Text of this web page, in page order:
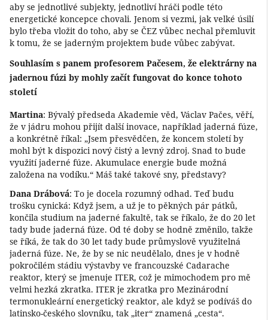
aby se jednotlivé subjekty, jednotliví hráči podle této
energetické koncepce chovali. Jenom si vezmi, jak velké úsilí
bylo třeba vložit do toho, aby se ČEZ vůbec nechal přemluvit
k tomu, že se jaderným projektem bude vůbec zabývat.
Souhlasím s panem profesorem Pačesem, že elektrárny na
jadernou fúzi by mohly začít fungovat do konce tohoto
století
Martina: Bývalý předseda Akademie věd, Václav Pačes, věří,
že v jádru mohou přijít další inovace, například jaderná fúze,
a konkrétně říkal: „Jsem přesvědčen, že koncem století by
mohl být k dispozici nový čistý a levný zdroj. Snad to bude
využití jaderné fúze. Akumulace energie bude možná
založena na vodíku.“ Máš také takové sny, představy?
Dana Drábová: To je docela rozumný odhad. Teď budu
trošku cynická: Když jsem, a už je to pěkných pár pátků,
končila studium na jaderné fakultě, tak se říkalo, že do 20 let
tady bude jaderná fúze. Od té doby se hodně změnilo, takže
se říká, že tak do 30 let tady bude průmyslově využitelná
jaderná fúze. Ne, že by se nic neudělalo, dnes je v hodně
pokročilém stádiu výstavby ve francouzské Cadarache
reaktor, který se jmenuje ITER, což je mimochodem pro mě
velmi hezká zkratka. ITER je zkratka pro Mezinárodní
termonukleární energetický reaktor, ale když se podíváš do
latinsko-českého slovníku, tak „iter“ znamená „cesta“.